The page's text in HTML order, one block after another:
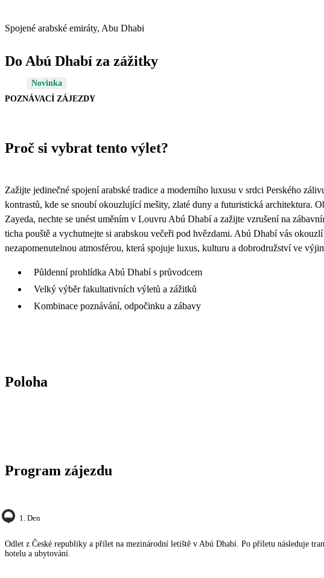
Spojené arabské emiráty, Abu Dhabi
Do Abú Dhabí za zážitky
Novinka
POZNÁVACÍ ZÁJEZDY
Proč si vybrat tento výlet?
Zažijte jedinečné spojení arabské tradice a moderního luxusu v srdci Perského
kontrastů, kde se snoubí okouzlující mešity, zlaté duny a futuristická architektura.
Zayeda, nechte se unést uměním v Louvru Abú Dhabí a zažijte vzrušení na
ticha pouště a vychutnejte si arabskou večeři pod hvězdami. Abú Dhabí vás
nezapomenutelnou atmosférou, která spojuje luxus, kulturu a dobrodružství ve
Půldenní prohlídka Abú Dhabí s průvodcem
Velký výběr fakultativních výletů a zážitků
Kombinace poznávání, odpočinku a zábavy
Poloha
Program zájezdu
1. Den
Odlet z České republiky a přílet na mezinárodní letiště v Abú Dhabí. Po příletu následuje
hotelu a ubytování.